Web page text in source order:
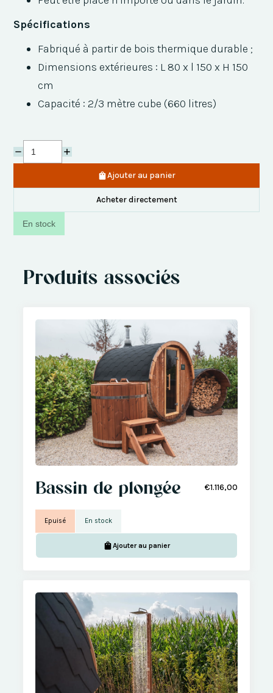
Spécifications
Fabriqué à partir de bois thermique durable ;
Dimensions extérieures : L 80 x l 150 x H 150
cm
Capacité : 2/3 mètre cube (660 litres)
Ajouter au panier
Acheter directement
En stock
Produits associés
Bassin de plongée €1.116,00
Epuisé En stock
Ajouter au panier